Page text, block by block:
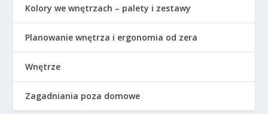
Kolory we wnętrzach – palety i zestawy
Planowanie wnętrza i ergonomia od zera
Wnętrze
Zagadniania poza domowe